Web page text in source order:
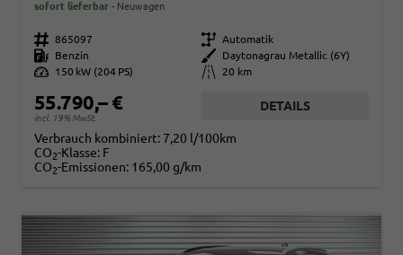
sofort lieferbar Neuwagen
Fahrzeugnr. 865097 Getriebe Automatik
Kraftstoff
Benzin Außenfarbe
Daytonagrau Metallic (6Y)
Leistung
150 kW (204 PS) Kilometerstand 20 km
55.790,– €
incl. 19% MwSt.
DETAILS
Verbrauch kombiniert: 7,20 l/100km
CO2-Klasse: F
CO2-Emissionen: 165,00 g/km